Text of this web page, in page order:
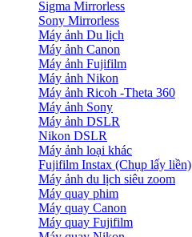
Sigma Mirrorless
Sony Mirrorless
Máy ảnh Du lịch
Máy ảnh Canon
Máy ảnh Fujifilm
Máy ảnh Nikon
Máy ảnh Ricoh -Theta 360
Máy ảnh Sony
Máy ảnh DSLR
Nikon DSLR
Máy ảnh loại khác
Fujifilm Instax (Chụp lấy liền)
Máy ảnh du lịch siêu zoom
Máy quay phim
Máy quay Canon
Máy quay Fujifilm